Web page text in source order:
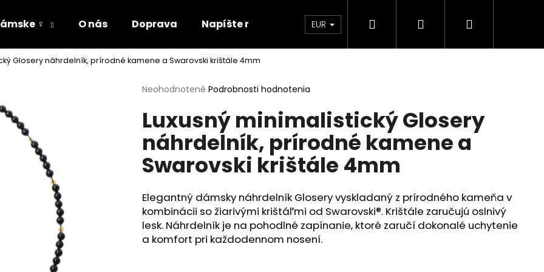
♀ O nás Doprava Napíšte nám Kontakt Blog Obchodné podmienky
EUR Hľadať PrihlásenieNákupný
Glosery náhrdelník, prírodné kamene a Swarovski krištále 4mm
Priemerné
produktu
je
5
hviezdičiek.
Neohodnotené Podrobnosti hodnotenia
Luxusný minimalistický Glosery
náhrdelník, prírodné kamene a
Swarovski krištále 4mm
Elegantný dámsky náhrdelník Glosery vyskladaný z prírodného kameňa v
kombinácii so žiarivými krištáľmi od Swarovski®. Krištále zaručujú oslnivý
lesk. Náhrdelník je na pohodlné zapínanie, ktoré zaručí dokonalé uchytenie
a komfort pri každodennom nosení.
Čo potrebujete nájsť?
HĽADAŤ
Odporúčame